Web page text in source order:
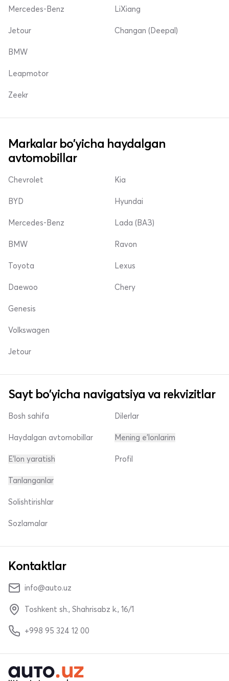
Mercedes-Benz
Jetour
LiXiang
Changan (Deepal)
BMW
Leapmotor
Zeekr
Markalar bo'yicha haydalgan
avtomobillar
Chevrolet
BYD
Mercedes-Benz
Kia
Hyundai
Lada (ВАЗ)
BMW
Toyota
Daewoo
Ravon
Lexus
Chery
Genesis
Volkswagen
Jetour
Sayt bo'yicha navigatsiya va rekvizitlar
Bosh sahifa
Haydalgan avtomobillar
E'lon yaratish
Dilerlar
Mening e'lonlarim
Profil
Tanlanganlar
Solishtirishlar
Sozlamalar
Kontaktlar
info@auto.uz
Toshkent sh., Shahrisabz k., 16/1
+998 95 324 12 00